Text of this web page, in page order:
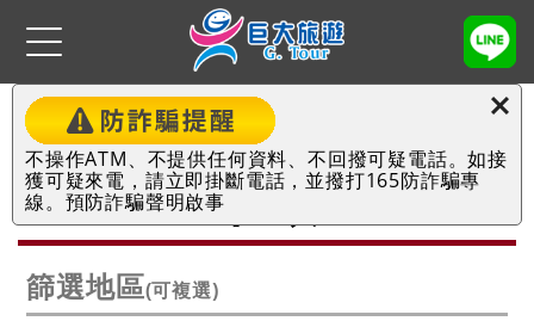
不操作ATM、不提供任何資料、不回撥可疑電話。如接
獲可疑來電，請立即掛斷電話，並撥打165防詐騙專
線。 預防詐騙聲明啟事
主題項目
歐洲
古文明．土耳其
首頁 東歐
東歐
篩選地區(可複選)